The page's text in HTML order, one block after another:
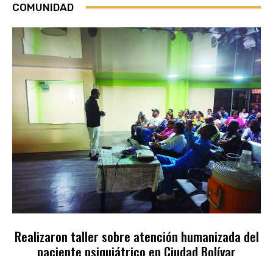
COMUNIDAD
Realizaron taller sobre atención humanizada del
paciente psiquiátrico en Ciudad Bolívar